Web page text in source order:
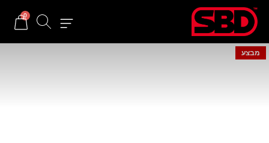
0
מבצע